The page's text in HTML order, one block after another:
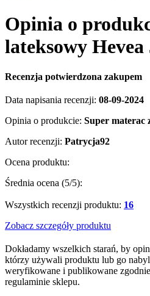
Opinia o
lateksowy
Recenzja potwierdzona zakupem
Data napisania recenzji: 08-09-2024
Opinia o produkcie: Super materac
Autor recenzji: Patrycja92
Ocena produktu:
Średnia ocena (5/5):
Wszystkich recenzji produktu: 16
Zobacz szczegóły produktu
Dokładamy wszelkich starań, by
którzy używali produktu lub go
weryfikowane i publikowane
regulaminie sklepu.